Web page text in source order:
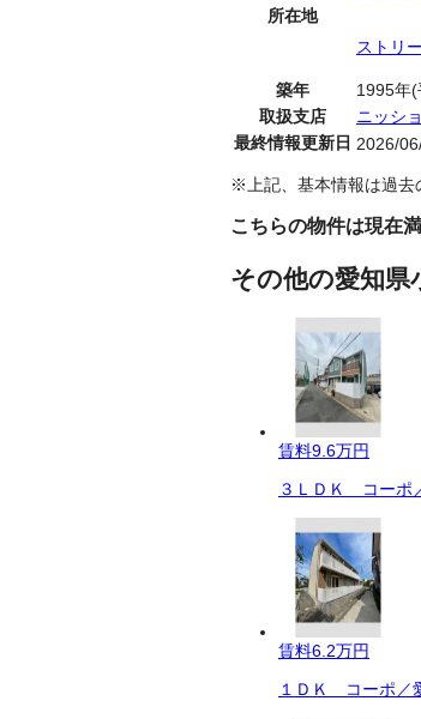
所在地
ストリ
築年
1995年(
取扱支店
ニッシ
最終情報更新日 2026/
※上記、基本情報は過去
こちらの物件は現在満
その他の愛知県
賃料9.6万円
３ＬＤＫ コーポ
賃料6.2万円
１ＤＫ コーポ／